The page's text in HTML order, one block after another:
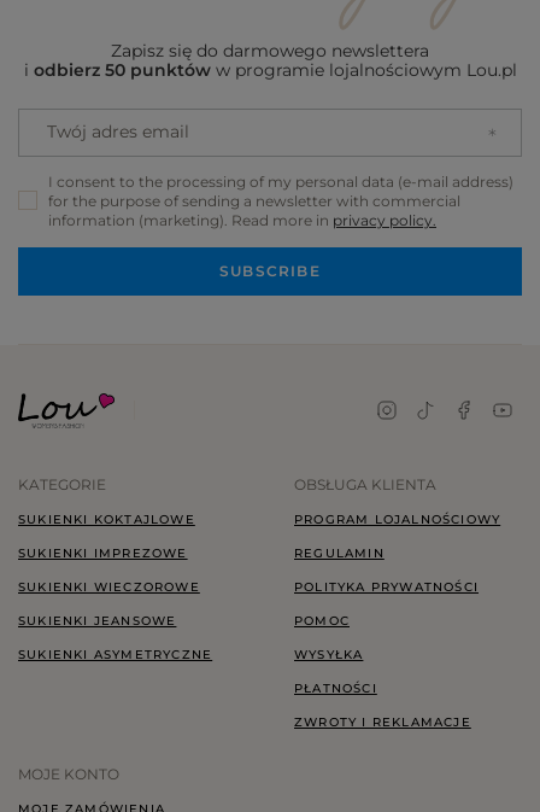
Zapisz się do darmowego newslettera
i odbierz 50 punktóww programie lojalnościowym Lou.pl
Twój adres email
I consent to the processing of my personal data (e-mail address)
for the purpose of sending a newsletter with commercial
information (marketing). Read more in privacy policy.
SUBSCRIBE
KATEGORIE
SUKIENKI KOKTAJLOWE
SUKIENKI IMPREZOWE
SUKIENKI WIECZOROWE
SUKIENKI JEANSOWE
SUKIENKI ASYMETRYCZNE
OBSŁUGA KLIENTA
PROGRAM LOJALNOŚCIOWY
REGULAMIN
POLITYKA PRYWATNOŚCI
POMOC
WYSYŁKA
PŁATNOŚCI
ZWROTY I REKLAMACJE
MOJE KONTO